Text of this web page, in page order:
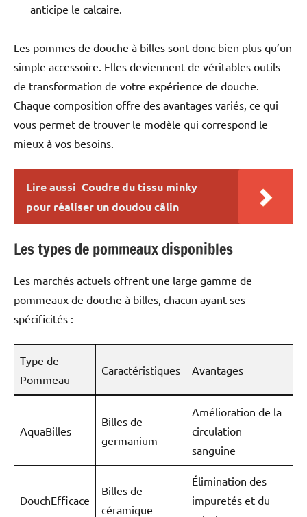
anticipe le calcaire.
Les pommes de douche à billes sont donc bien plus qu’un
simple accessoire. Elles deviennent de véritables outils
de transformation de votre expérience de douche.
Chaque composition offre des avantages variés, ce qui
vous permet de trouver le modèle qui correspond le
mieux à vos besoins.
Lire aussi Coudre du tissu minky
pour réaliser un doudou câlin
Les types de pommeaux disponibles
Les marchés actuels offrent une large gamme de
pommeaux de douche à billes, chacun ayant ses
spécificités :
Type de
Pommeau
Caractéristiques Avantages
AquaBilles
Billes de
germanium
Amélioration de la
circulation
sanguine
DouchEfficace
Billes de
céramique
Élimination des
impuretés et du